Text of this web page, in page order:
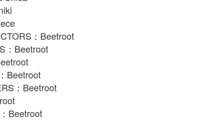
：Beetroot
：Beetroot
Beetroot
：Beetroot
Beetroot